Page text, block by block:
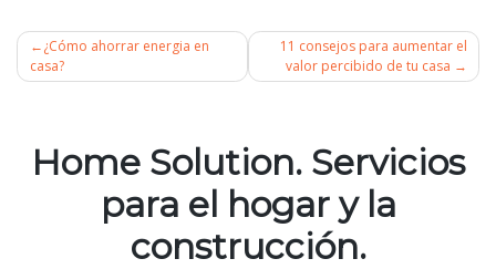
de
entradas
¿Cómo ahorrar energia en
casa?
11 consejos para aumentar el
valor percibido de tu casa
Home Solution. Servicios
para el hogar y la
construcción.